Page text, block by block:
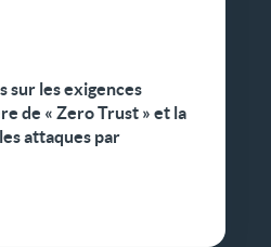
sur les exigences
de « Zero Trust » et la
attaques par